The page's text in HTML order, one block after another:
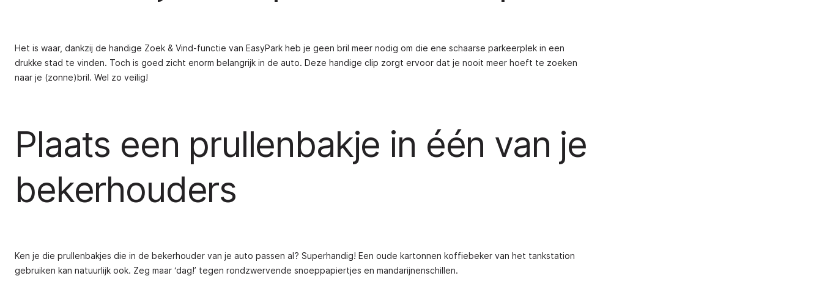
Het is waar, dankzij de handige Zoek & Vind-functie van EasyPark heb je geen bril meer nodig om die ene schaarse parkeerplek in een
drukke stad te vinden. Toch is goed zicht enorm belangrijk in de auto. Deze handige clip zorgt ervoor dat je nooit meer hoeft te zoeken
naar je (zonne)bril. Wel zo veilig!
Plaats een prullenbakje in één van je
bekerhouders
Ken je die prullenbakjes die in de bekerhouder van je auto passen al? Superhandig! Een oude kartonnen koffiebeker van het tankstation
gebruiken kan natuurlijk ook. Zeg maar ‘dag!’ tegen rondzwervende snoeppapiertjes en mandarijnenschillen.